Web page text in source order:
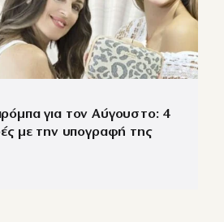
για τον Αύγουστο: 4
με την υπογραφή της